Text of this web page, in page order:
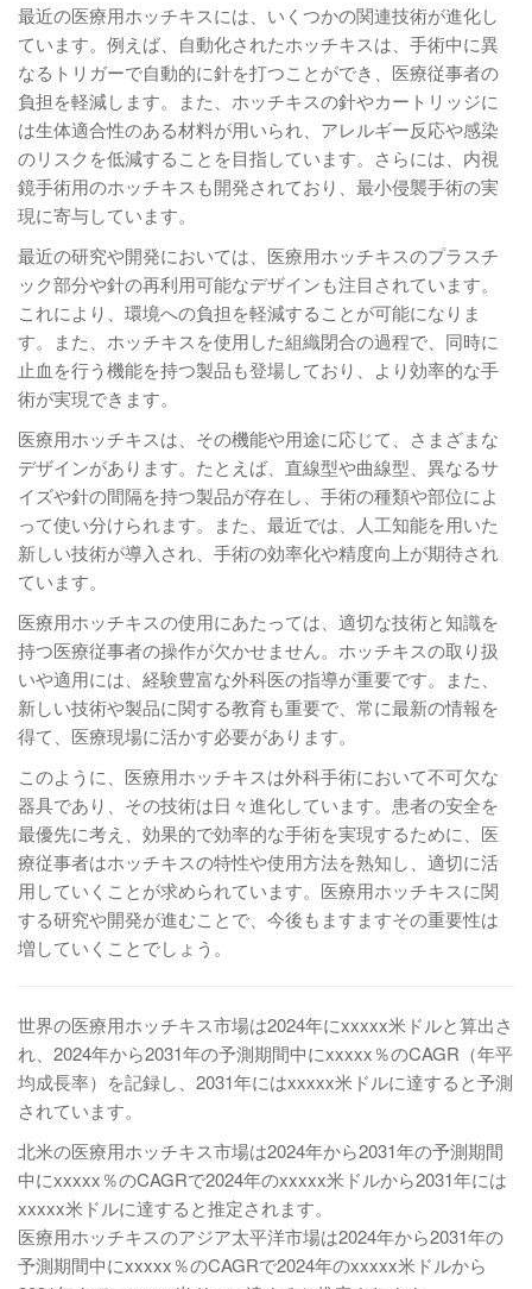
最近の医療用ホッチキスには、いくつかの関連技術が進化し
ています。例えば、自動化されたホッチキスは、手術中に異
なるトリガーで自動的に針を打つことができ、医療従事者の
負担を軽減します。また、ホッチキスの針やカートリッジに
は生体適合性のある材料が用いられ、アレルギー反応や感染
のリスクを低減することを目指しています。さらには、内視
鏡手術用のホッチキスも開発されており、最小侵襲手術の実
現に寄与しています。
最近の研究や開発においては、医療用ホッチキスのプラスチ
ック部分や針の再利用可能なデザインも注目されています。
これにより、環境への負担を軽減することが可能になりま
す。また、ホッチキスを使用した組織閉合の過程で、同時に
止血を行う機能を持つ製品も登場しており、より効率的な手
術が実現できます。
医療用ホッチキスは、その機能や用途に応じて、さまざまな
デザインがあります。たとえば、直線型や曲線型、異なるサ
イズや針の間隔を持つ製品が存在し、手術の種類や部位によ
って使い分けられます。また、最近では、人工知能を用いた
新しい技術が導入され、手術の効率化や精度向上が期待され
ています。
医療用ホッチキスの使用にあたっては、適切な技術と知識を
持つ医療従事者の操作が欠かせません。ホッチキスの取り扱
いや適用には、経験豊富な外科医の指導が重要です。また、
新しい技術や製品に関する教育も重要で、常に最新の情報を
得て、医療現場に活かす必要があります。
このように、医療用ホッチキスは外科手術において不可欠な
器具であり、その技術は日々進化しています。患者の安全を
最優先に考え、効果的で効率的な手術を実現するために、医
療従事者はホッチキスの特性や使用方法を熟知し、適切に活
用していくことが求められています。医療用ホッチキスに関
する研究や開発が進むことで、今後もますますその重要性は
増していくことでしょう。
世界の医療用ホッチキス市場は2024年にxxxxx米ドルと算出さ
れ、2024年から2031年の予測期間中にxxxxx％のCAGR（年平
均成長率）を記録し、2031年にはxxxxx米ドルに達すると予測
されています。
北米の医療用ホッチキス市場は2024年から2031年の予測期間
中にxxxxx％のCAGRで2024年のxxxxx米ドルから2031年には
xxxxx米ドルに達すると推定されます。
医療用ホッチキスのアジア太平洋市場は2024年から2031年の
予測期間中にxxxxx％のCAGRで2024年のxxxxx米ドルから